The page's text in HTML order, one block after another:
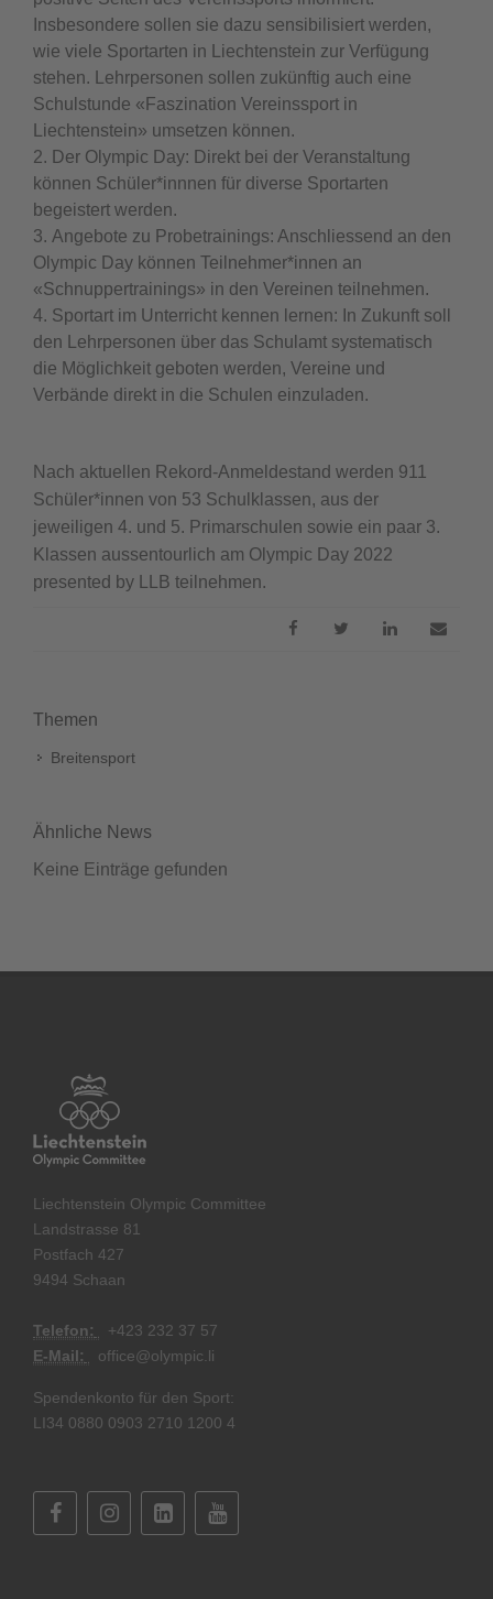
Insbesondere sollen sie dazu sensibilisiert werden,
wie viele Sportarten in Liechtenstein zur Verfügung
stehen. Lehrpersonen sollen zukünftig auch eine
Schulstunde «Faszination Vereinssport in
Liechtenstein» umsetzen können.
Der Olympic Day: Direkt bei der Veranstaltung
können Schüler*innnen für diverse Sportarten
begeistert werden.
Angebote zu Probetrainings: Anschliessend an den
Olympic Day können Teilnehmer*innen an
«Schnuppertrainings» in den Vereinen teilnehmen.
Sportart im Unterricht kennen lernen: In Zukunft soll
den Lehrpersonen über das Schulamt systematisch
die Möglichkeit geboten werden, Vereine und
Verbände direkt in die Schulen einzuladen.
Nach aktuellen Rekord-Anmeldestand werden 911
Schüler*innen von 53 Schulklassen, aus der
jeweiligen 4. und 5. Primarschulen sowie ein paar 3.
Klassen aussentourlich am Olympic Day 2022
presented by LLB teilnehmen.
Themen
Breitensport
Ähnliche News
Keine Einträge gefunden
Liechtenstein Olympic Committee
Landstrasse 81
Postfach 427
9494 Schaan
Telefon: +423 232 37 57
E-Mail:
office@olympic.li
Spendenkonto für den Sport:
LI34 0880 0903 2710 1200 4